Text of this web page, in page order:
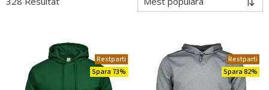
Restparti
Spara 73%
Restparti
Spara 82%